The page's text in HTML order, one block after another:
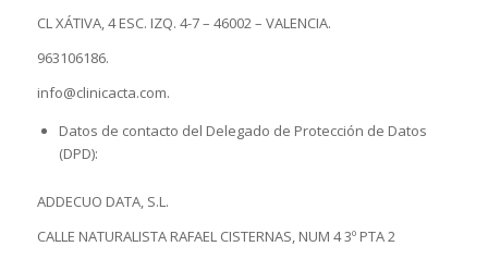
CL XÁTIVA, 4 ESC. IZQ. 4-7 – 46002 – VALENCIA.
963106186.
info@clinicacta.com.
Datos de contacto del Delegado de Protección de Datos
(DPD):
ADDECUO DATA, S.L.
CALLE NATURALISTA RAFAEL CISTERNAS, NUM 4 3º PTA 2